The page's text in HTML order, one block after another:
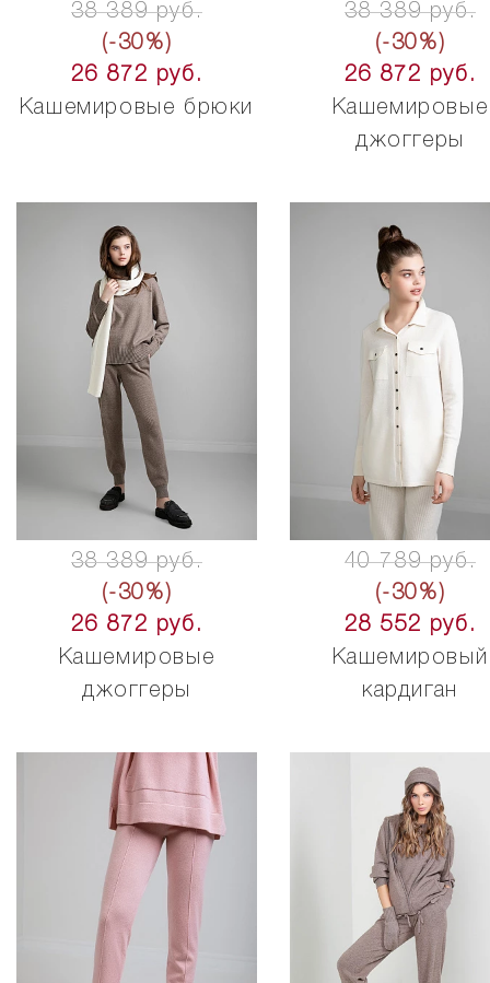
38 389 руб.
(-30%)
26 872 руб.
Кашемировые брюки
38 389 руб.
(-30%)
26 872 руб.
Кашемировые
джоггеры
38 389 руб.
(-30%)
26 872 руб.
Кашемировые
джоггеры
40 789 руб.
(-30%)
28 552 руб.
Кашемировый
кардиган